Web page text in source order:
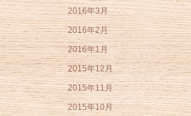
2016年3月
2016年2月
2016年1月
2015年12月
2015年11月
2015年10月